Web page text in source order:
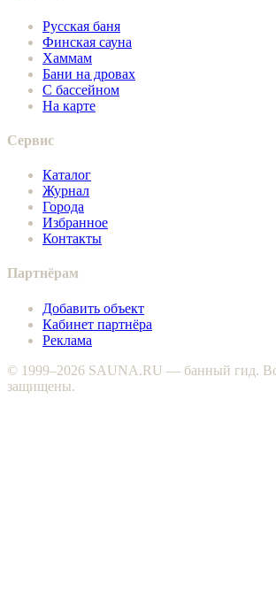
Русская баня
Финская сауна
Хаммам
Бани на дровах
С бассейном
На карте
Сервис
Каталог
Журнал
Города
Избранное
Контакты
Партнёрам
Добавить объект
Кабинет партнёра
Реклама
© 1999–2026 SAUNA.RU — банный гид.
защищены.